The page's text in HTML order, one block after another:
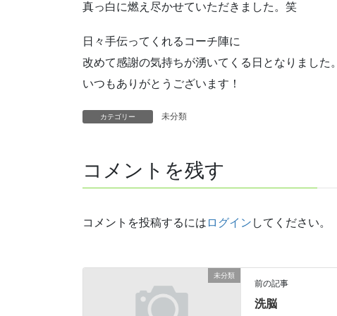
真っ白に燃え尽かせていただきました。笑
日々手伝ってくれるコーチ陣に
改めて感謝の気持ちが湧いてくる日となりました。
いつもありがとうございます！
カテゴリー 未分類
コメントを残す
コメントを投稿するには ログイン してください。
未分類
前の記事
洗脳